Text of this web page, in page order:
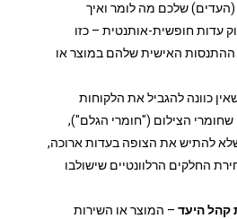
(העדים) שלכם מה לומר ואיך
עדות חופשית-אותנטית – כזו
ההתנסות האישית שלהם במוצר או
כוונה להגביל את הלקוחות
שחומרי הצילום ("חומרי הגלם"),
להתיש את הצופה בעדות ארוכה,
החלקים הרלוונטיים שישולבו
קהל היעד – המוצר או השירות